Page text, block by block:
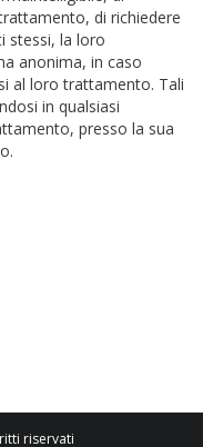
di richiedere
stessi, la loro
anonima, in caso
al loro trattamento. Tali
in qualsiasi
presso la sua
riservati